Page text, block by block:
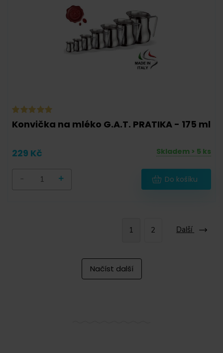
Konvička na mléko G.A.T. PRATIKA - 175 ml
229 Kč Skladem > 5 ks
+ Do košíku
1 2 Další
Načíst další